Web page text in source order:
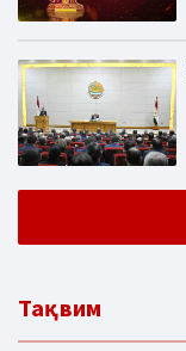
Тақвим